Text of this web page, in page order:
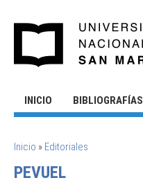
INICIO BIBLIOGRAFÍAS
SE ENCUENTRA USTED AQUÍ
Inicio » Editoriales
PEVUEL